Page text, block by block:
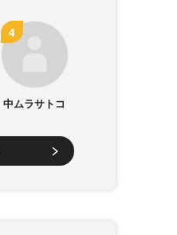
中ムラサトコ